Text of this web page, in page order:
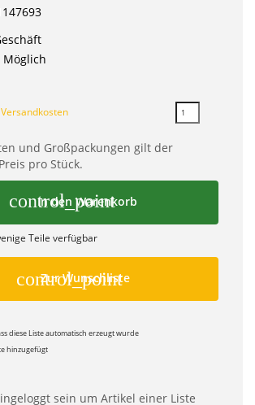
Möglich
und Großpackungen gilt der
pro Stück.
control_point
In den Warenkorb
Teile verfügbar
control_point
Zur Wunschliste
diese Liste automatisch erzeugt wurde
hinzugefügt
sein um Artikel einer Liste